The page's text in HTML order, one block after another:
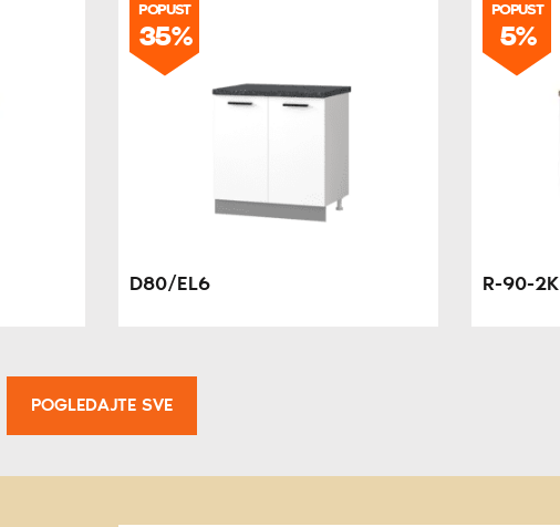
POPUST
35%
D80/EL6
POPUST
5%
R-90-2K
POGLEDAJTE SVE